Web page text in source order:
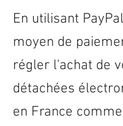
En utilisant
moyen de
régler l'achat de
détachées
en France